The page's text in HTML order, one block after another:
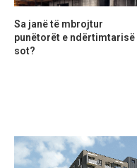
Sa janë të mbrojtur
punëtorët e ndërtimtarisë
sot?